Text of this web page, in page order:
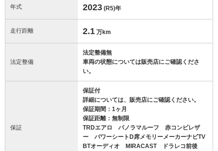
年式 2023 (R5)年
走行距離 2.1 万km
法定整備
法定整備無
車両の状態については販売店にご確認くださ
い。
保証
保証付
詳細については、販売店にご確認ください。
保証期間：1ヶ月
保証距離：無制限
TRDエアロ パノラマルーフ 赤コンビレザ
ー パワーシートD席メモリーメーカーナビTV
BTオーディオ MIRACAST ドラレコ前後